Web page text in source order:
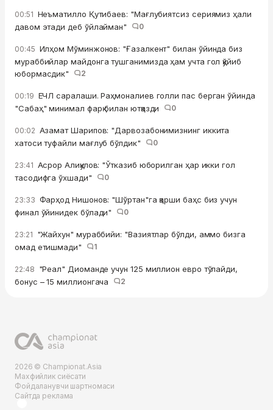
00:51 Неъматилло Қутибаев: "Мағлубиятсиз сериямиз ҳали
давом этади деб ўйлайман"
0
00:45 Илҳом Мўминжонов: "Ғазалкент" билан ўйинда биз
мураббийлар майдонга тушганимизда ҳам учта гол қўйиб
юбормасдик"
2
00:19 ЕЧЛ саралаши. Раҳмоналиев голли пас берган ўйинда
"Сабаҳ" минимал фарқ билан ютқазди
0
00:02 Азамат Шарипов: "Дарвозабонимизнинг иккита
хатоси туфайли мағлуб бўлдик"
0
23:41 Асрор Алиқулов: "Ўтказиб юборилган ҳар икки гол
тасодифга ўхшади"
0
23:33 Фарҳод Нишонов: "Шўртан"га қарши баҳс биз учун
финал ўйинидек бўлади"
0
23:21 "Жайхун" мураббийи: "Вазиятлар бўлди, аммо бизга
омад етишмади"
1
22:48 "Реал" Диоманде учун 125 миллион евро тўлайди,
бонус – 15 миллионгача
2
2026 © Championat.Asia
Махфийлик сиёсати
Фойдаланувчи шартномаси
Сайтда реклама